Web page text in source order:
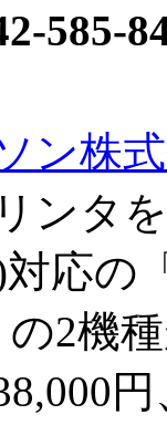
ン株
ンタ
応の
の2機